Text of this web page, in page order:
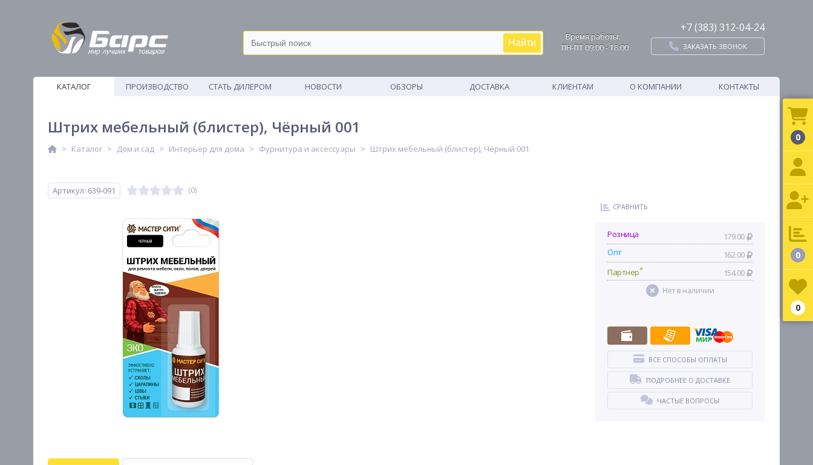
Найти
Время работы:
ПН-ПТ 09:00 - 18:00
+7 (383) 312-04-24
ЗАКАЗАТЬ ЗВОНОК
КАТАЛОГ
ПРОИЗВОДСТВО
СТАТЬ ДИЛЕРОМ НОВОСТИ ОБЗОРЫ ДОСТАВКА КЛИЕНТАМ О КОМПАНИИ КОНТАКТЫ
Штрих мебельный (блистер), Чёрный 001
Каталог Дом и сад Интерьер для дома Фурнитура и аксессуары Штрих мебельный (блистер), Чёрный 001
Артикул: 639-091 (0)
СРАВНИТЬ
Розница
179.00
Опт
162.00
Партнер* 154.00
Нет в наличии
ВСЕ СПОСОБЫ ОПЛАТЫ
ПОДРОБНЕЕ О ДОСТАВКЕ
ЧАСТЫЕ ВОПРОСЫ
0
0
0